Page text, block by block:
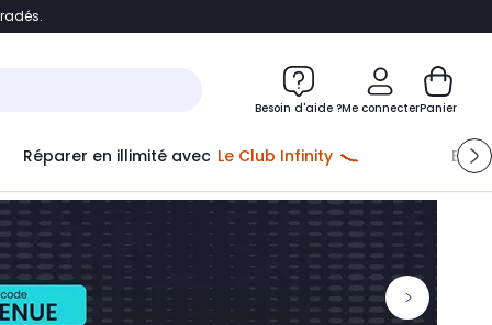
Besoin d'aide ?Me connecterPanier
Réparer en illimité avec Le Club Infinity